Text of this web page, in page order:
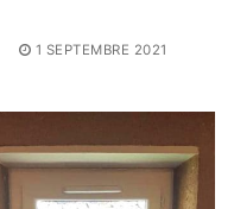
1 SEPTEMBRE 2021